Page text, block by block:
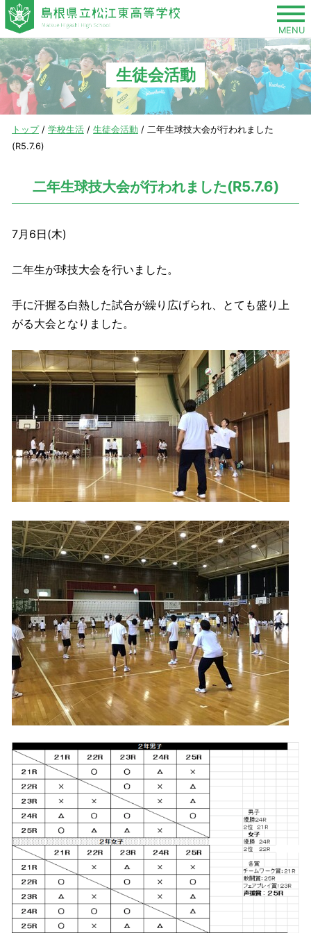
このページの本文へ
MENU
生徒会活動
現
在
トップ/ 学校生活 / 生徒会活動 / 二年生球技大会が行われました
(R5.7.6)
二年生球技大会が行われました(R5.7.6)
7月6日(木)
二年生が球技大会を行いました。
手に汗握る白熱した試合が繰り広げられ、とても盛り上
がる大会となりました。